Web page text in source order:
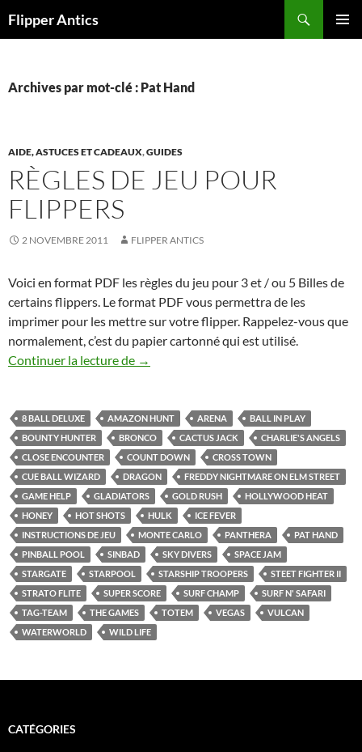
auFlipper Antics
Archives par mot-clé : Pat Hand
AIDE, ASTUCES ET CADEAUX,GUIDES
RÈGLES DE JEU POUR
FLIPPERS
2 NOVEMBRE 2011 FLIPPER ANTICS
Voici en format PDF les règles du jeu pour 3 et / ou 5 Billes de
certains flippers. Le format PDF vous permettra de les
imprimer pour les mettre sur votre flipper. Rappelez-vous que
normalement, c’est du papier cartonné qui est utilisé.
Continuer la lecture de Règles de jeu pour flippers
→
8 BALL DELUXE AMAZON HUNT ARENA
BALL IN PLAY
BOUNTY HUNTER
BRONCO CACTUS JACK
CHARLIE'S ANGELS
CLOSE ENCOUNTER
COUNT DOWN
CROSS TOWN
CUE BALL WIZARD
DRAGON
FREDDY NIGHTMARE ON ELM STREET
GAME HELP
GLADIATORS GOLD RUSH
HOLLYWOOD HEAT
HONEY
HOT SHOTS HULK
ICE FEVER
INSTRUCTIONS DE JEU
MONTE CARLO PANTHERA
PAT HAND
PINBALL POOL
SINBAD SKY DIVERS
SPACE JAM
STARGATE
STARPOOL STARSHIP TROOPERS
STEET FIGHTER II
STRATO FLITE
SUPER SCORE SURF CHAMP
SURF N' SAFARI
TAG-TEAM
THE GAMES TOTEM VEGAS
VULCAN
WATERWORLD
WILD LIFE
CATÉGORIES